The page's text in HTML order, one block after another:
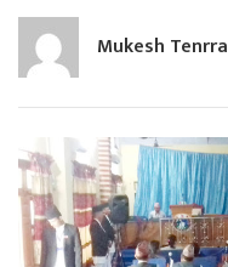
Mukesh Tenrra